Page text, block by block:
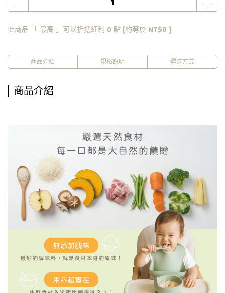
此商品 「 最高 」可以折抵紅利 0 點 (約等於 NT$0 )
商品介紹 規格說明 運送方式
商品介紹